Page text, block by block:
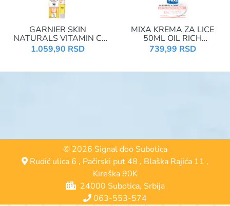
GARNIER SKIN
NATURALS VITAMIN C
DNEVNI FLUID 40ML SPF
50+
1.059,90 RSD
MIXA KREMA ZA LICE
50ML OIL RICH
SENSITIVE
739,99 RSD
© 2026 Signal doo Subotica
Rudić ulica 6 , Pačirski put 48 , Blaška Rajića 11 ,
Kireška 90K
24000 Subotica, Srbija
063-553-574